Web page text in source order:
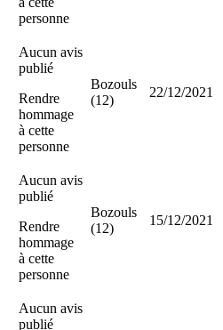
personne
Aucun avis
publié
Rendre
hommage
à cette
personne
Bozouls
(12)
22/12/2021
Aucun avis
publié
Rendre
hommage
à cette
personne
Bozouls
(12)
15/12/2021
Aucun avis
publié